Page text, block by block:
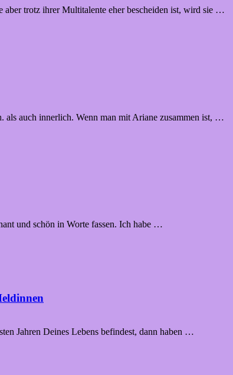
trotz ihrer Multitalente eher bescheiden ist, wird sie …
auch innerlich. Wenn man mit Ariane zusammen ist, …
und schön in Worte fassen. Ich habe …
Jahren Deines Lebens befindest, dann haben …